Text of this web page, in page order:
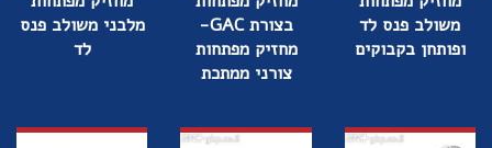
משולב פנס לד
ופותחן בקבוקים
בצורת GAC-
מחזיק מפתחות
צורני ממתכת
מלבני משולב פנס
לד